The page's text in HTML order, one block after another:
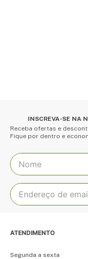
INSCREVA-SE NA
Receba ofertas e
Fique por dentro e
ATENDIMENTO
Segunda a sexta